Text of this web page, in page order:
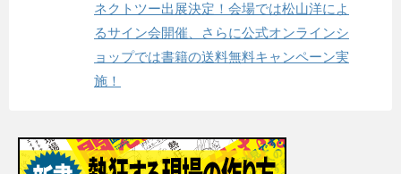
ネクトツー出展決定！会場では松山洋によ
るサイン会開催、さらに公式オンラインシ
ョップでは書籍の送料無料キャンペーン実
施！